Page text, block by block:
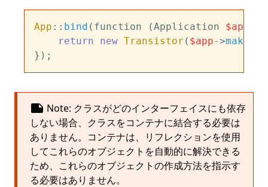
App :: bind (function (Application $app
return
new Transistor ( $app->make
note Note: クラスがどのインターフェイスにも依存
しない場合、クラスをコンテナに結合する必要は
ありません。コンテナは、リフレクションを使用
してこれらのオブジェクトを自動的に解決できる
ため、これらのオブジェクトの作成方法を指示す
る必要はありません。